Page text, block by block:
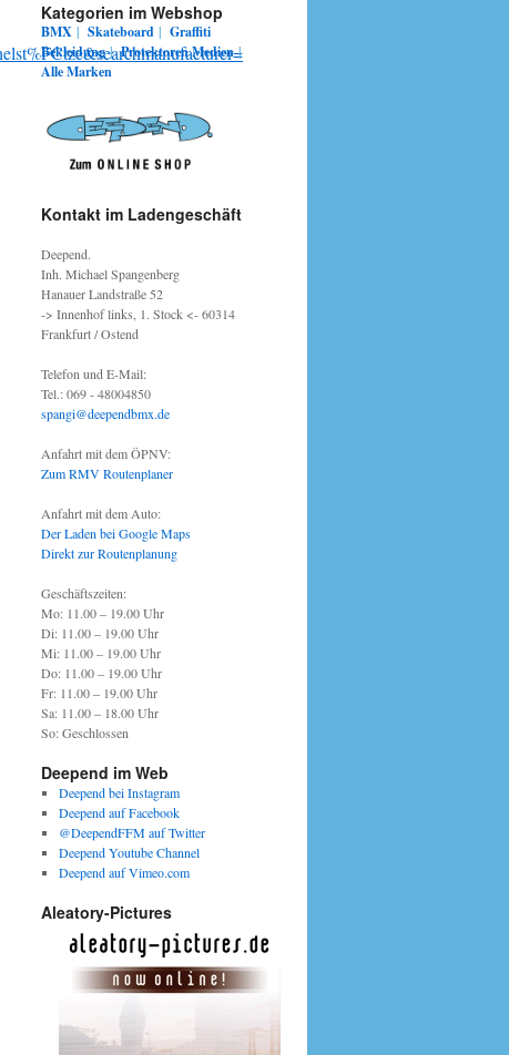
Kategorien im Webshop
BMX | Skateboard | Graffiti
Bekleidung | ProtektorenMedien |
Alle Marken
Kontakt im Ladengeschäft
Deepend.
Inh. Michael Spangenberg
Hanauer Landstraße 52
-> Innenhof links, 1. Stock <- 60314
Frankfurt / Ostend
Telefon und E-Mail:
Tel.: 069 - 48004850
spangi@deependbmx.de
Anfahrt mit dem ÖPNV:
Zum RMV Routenplaner
Anfahrt mit dem Auto:
Der Laden bei Google Maps
Direkt zur Routenplanung
Geschäftszeiten:
Mo: 11.00 – 19.00 Uhr
Di: 11.00 – 19.00 Uhr
Mi: 11.00 – 19.00 Uhr
Do: 11.00 – 19.00 Uhr
Fr: 11.00 – 19.00 Uhr
Sa: 11.00 – 18.00 Uhr
So: Geschlossen
Deepend im Web
Deepend bei Instagram
Deepend auf Facebook
@DeependFFM auf Twitter
Deepend Youtube Channel
Deepend auf Vimeo.com
Aleatory-Pictures